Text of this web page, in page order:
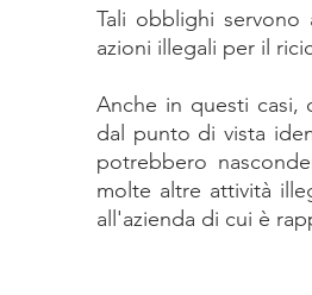
Tali obblighi
azioni illegali per il
Anche in questi casi,
dal punto di vista
potrebbero
molte altre attività
all'azienda di cui è